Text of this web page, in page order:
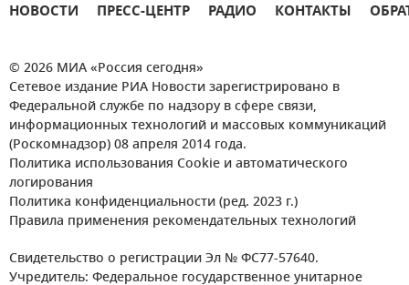
НОВОСТИ ПРЕСС-ЦЕНТР РАДИО КОНТАКТЫ
© 2026 МИА «Россия сегодня»
Сетевое издание РИА Новости зарегистрировано в
Федеральной службе по надзору в сфере связи,
информационных технологий и массовых коммуникаций
(Роскомнадзор) 08 апреля 2014 года.
Политика использования Cookie и автоматического
логирования
Политика конфиденциальности (ред. 2023 г.)
Правила применения рекомендательных технологий
Свидетельство о регистрации Эл № ФС77-57640.
Учредитель: Федеральное государственное унитарное